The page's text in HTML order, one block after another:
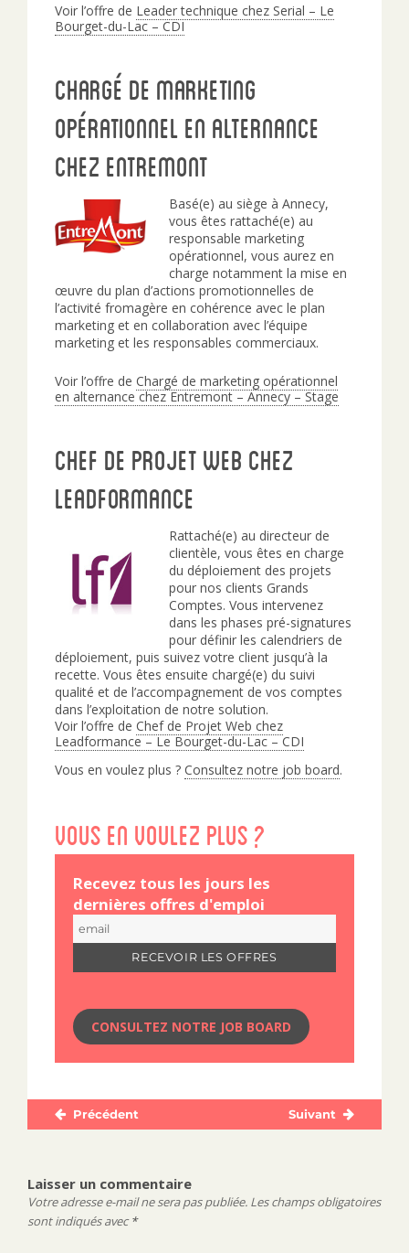
Voir l’offre de Leader technique chez Serial – Le
Bourget-du-Lac – CDI
Chargé de marketing
opérationnel en alternance
chez Entremont
Basé(e) au siège à Annecy,
vous êtes rattaché(e) au
responsable marketing
opérationnel, vous aurez en
charge notamment la mise en
œuvre du plan d’actions promotionnelles de
l’activité fromagère en cohérence avec le plan
marketing et en collaboration avec l’équipe
marketing et les responsables commerciaux.
Voir l’offre de Chargé de marketing opérationnel
en alternance chez Entremont – Annecy – Stage
Chef de Projet Web chez
Leadformance
Rattaché(e) au directeur de
clientèle, vous êtes en charge
du déploiement des projets
pour nos clients Grands
Comptes. Vous intervenez
dans les phases pré-signatures
pour définir les calendriers de
déploiement, puis suivez votre client jusqu’à la
recette. Vous êtes ensuite chargé(e) du suivi
qualité et de l’accompagnement de vos comptes
dans l’exploitation de notre solution.
Voir l’offre de Chef de Projet Web chez
Leadformance – Le Bourget-du-Lac – CDI
Vous en voulez plus ? Consultez notre job board.
Vous en voulez plus ?
Recevez tous les jours les
dernières offres d'emploi
CONSULTEZ NOTRE JOB BOARD
NavigationPrécédent
Publication
Suivant
Publication
Laisser un commentaire
Votre adresse e-mail ne sera pas publiée. Les champs obligatoires
sont indiqués avec*